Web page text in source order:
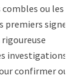
ou les
signes
investigations
confirmer ou